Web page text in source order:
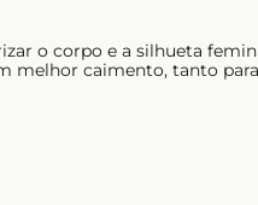
o corpo e a silhueta
melhor caimento, tanto